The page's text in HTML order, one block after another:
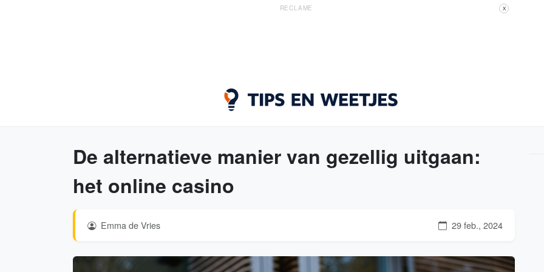
RECLAME X
De alternatieve manier van gezellig uitgaan:
het online casino
Emma de Vries 29 feb., 2024